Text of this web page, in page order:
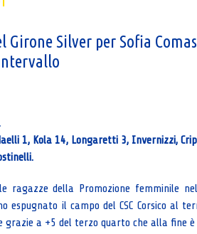
Silver per Sofia
1, Kola 14, Longaretti 3, Invernizzi,
ragazze della Promozione femminile
espugnato il campo del CSC Corsico al
a +5 del terzo quarto che alla fine è